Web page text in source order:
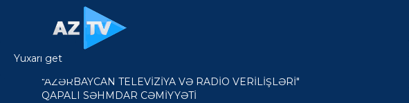
"AZƏRBAYCAN TELEVİZİYA VƏ RADİO VERİLİŞLƏRİ"
QAPALI SƏHMDAR CƏMİYYƏTİ
Yuxarı get